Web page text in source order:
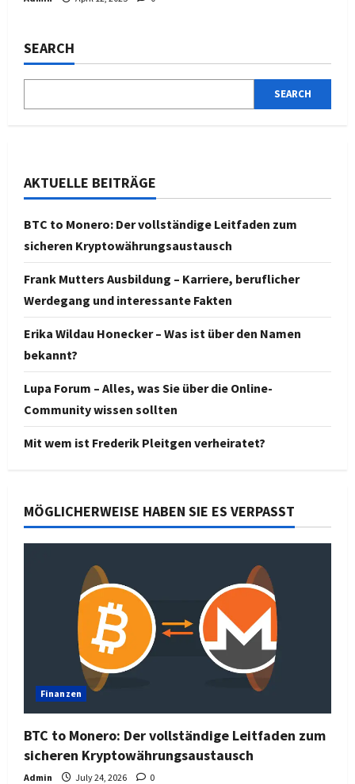
SEARCH
SEARCH
AKTUELLE BEITRÄGE
BTC to Monero: Der vollständige Leitfaden zum
sicheren Kryptowährungsaustausch
Frank Mutters Ausbildung – Karriere, beruflicher
Werdegang und interessante Fakten
Erika Wildau Honecker – Was ist über den Namen
bekannt?
Lupa Forum – Alles, was Sie über die Online-
Community wissen sollten
Mit wem ist Frederik Pleitgen verheiratet?
MÖGLICHERWEISE HABEN SIE ES VERPASST
Finanzen
BTC to Monero: Der vollständige Leitfaden zum
sicheren Kryptowährungsaustausch
Admin July 24, 2026 0